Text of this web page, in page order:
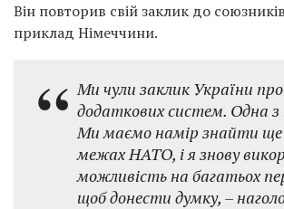
Він повторив свій заклик до
приклад Німеччини.
Ми чули заклик України
додаткових систем. Одна
Ми маємо намір знайти ще
межах НАТО, і я знову
можливість на багатьох
щоб донести думку, –